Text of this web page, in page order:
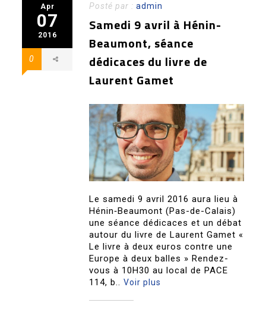
Apr
07
2016
0
Posté par :admin
Samedi 9 avril à Hénin-
Beaumont, séance
dédicaces du livre de
Laurent Gamet
Le samedi 9 avril 2016 aura lieu à
Hénin‐Beaumont (Pas-de-Calais)
une séance dédicaces et un débat
autour du livre de Laurent Gamet «
Le livre à deux euros contre une
Europe à deux balles » Rendez-
vous à 10H30 au local de PACE
114, b..Voir plus